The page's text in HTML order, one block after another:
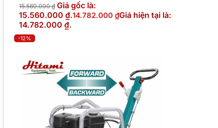
15.560.000₫ Giá gốc là:
15.560.000 ₫.14.782.000 ₫Giá hiện tại là:
14.782.000 ₫.
-12%